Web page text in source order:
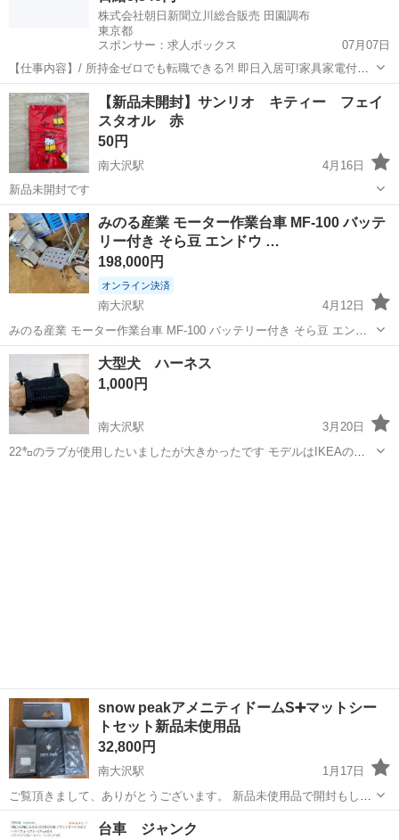
株式会社朝日新聞立川総合販売 田園調布
東京都
スポンサー：求人ボックス
07月07日
【仕事内容】/ 所持金ゼロでも転職できる?! 即日入居可!家具家電付き
の寮・社宅あり! 引っ越しや上京の費用は”すべて”負担します 必ず面
接!電話面接もOK! 魅力ポイント 家具家電付きの寮・社宅を完備 無資
格・未経験OK! 年齢...
アルバイト・パート
【新品未開封】サンリオ キティー フェイ
スタオル 赤
50円
南大沢駅
4月16日
新品未開封です
東京 八王子市 南大沢駅 その他 キティー
みのる産業 モーター作業台車 MF-100 バッテ
リー付き そら豆 エンドウ …
198,000円
オンライン決済
南大沢駅
4月12日
みのる産業 モーター作業台車 MF-100 バッテリー付き そら豆 エンド
ウ トマト アスパラ など 管理、収穫作業 農業 3年前に購入し、今後使
用する予定が無いため出品します。 そら豆やスナップエンドウ、トマ
ト、アスパ...
東京 町田市 南大沢駅 その他
大型犬 ハーネス
1,000円
南大沢駅
3月20日
22㌔のラブが使用したいましたが大きかったです モデルはIKEAのぬ
snow peakアメニティドームS➕マットシー
トセット新品未使用品
32,800円
南大沢駅
1月17日
ご覧頂きまして、ありがとうございます。 新品未使用品で開封もして
おりません。 ソロキャンプに如何でしょうか。
東京 八王子市
台車 ジャンク